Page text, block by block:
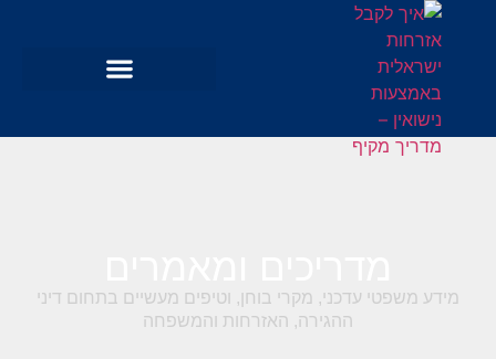
מידע משפטי עדכני, מקרי בוחן, וטיפים מעשיים בתחום דיני
ההגירה, האזרחות והמשפחה